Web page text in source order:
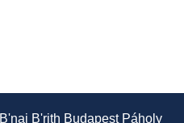
B'nai B'rith Budapest Páholy